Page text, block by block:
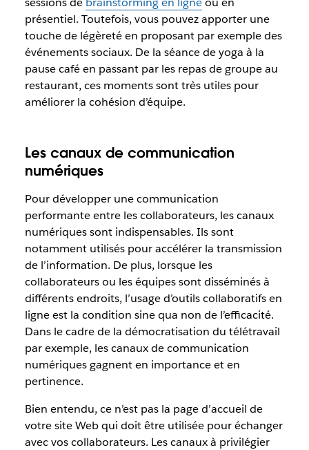
présentiel. Toutefois, vous pouvez apporter une
touche de légèreté en proposant par exemple des
événements sociaux. De la séance de yoga à la
pause café en passant par les repas de groupe au
restaurant, ces moments sont très utiles pour
améliorer la cohésion d’équipe.
Les canaux de communication
numériques
Pour développer une communication
performante entre les collaborateurs, les canaux
numériques sont indispensables. Ils sont
notamment utilisés pour accélérer la transmission
de l’information. De plus, lorsque les
collaborateurs ou les équipes sont disséminés à
différents endroits, l’usage d’outils collaboratifs en
ligne est la condition sine qua non de l’efficacité.
Dans le cadre de la démocratisation du télétravail
par exemple, les canaux de communication
numériques gagnent en importance et en
pertinence.
Bien entendu, ce n’est pas la page d’accueil de
votre site Web qui doit être utilisée pour échanger
avec vos collaborateurs. Les canaux à privilégier